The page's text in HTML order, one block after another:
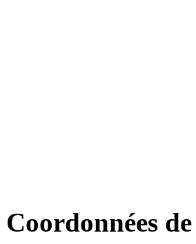
Coordonnées